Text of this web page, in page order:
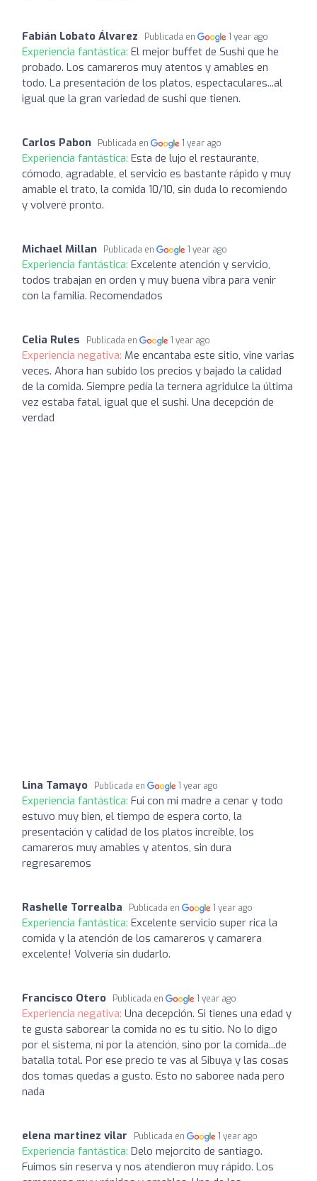
Fabián Lobato Álvarez Publicada en 1 year ago
Experiencia fantástica: El mejor buffet de Sushi que he
probado. Los camareros muy atentos y amables en
todo. La presentación de los platos, espectaculares...al
igual que la gran variedad de sushi que tienen.
Carlos Pabon Publicada en 1 year ago
Experiencia fantástica: Esta de lujo el restaurante,
cómodo, agradable, el servicio es bastante rápido y muy
amable el trato, la comida 10/10, sin duda lo recomiendo
y volveré pronto.
Michael Millan Publicada en 1 year ago
Experiencia fantástica: Excelente atención y servicio,
todos trabajan en orden y muy buena vibra para venir
con la familia. Recomendados
Celia Rules Publicada en 1 year ago
Experiencia negativa: Me encantaba este sitio, vine varias
veces. Ahora han subido los precios y bajado la calidad
de la comida. Siempre pedía la ternera agridulce la última
vez estaba fatal, igual que el sushi. Una decepción de
verdad
Lina Tamayo Publicada en 1 year ago
Experiencia fantástica: Fui con mi madre a cenar y todo
estuvo muy bien, el tiempo de espera corto, la
presentación y calidad de los platos increíble, los
camareros muy amables y atentos, sin dura
regresaremos
Rashelle Torrealba Publicada en 1 year ago
Experiencia fantástica: Excelente servicio super rica la
comida y la atención de los camareros y camarera
excelente! Volvería sin dudarlo.
Francisco Otero Publicada en 1 year ago
Experiencia negativa: Una decepción. Si tienes una edad y
te gusta saborear la comida no es tu sitio. No lo digo
por el sistema, ni por la atención, sino por la comida...de
batalla total. Por ese precio te vas al Sibuya y las cosas
dos tomas quedas a gusto. Esto no saboree nada pero
nada
elena martinez vilar Publicada en 1 year ago
Experiencia fantástica: Delo mejorcito de santiago.
Fuimos sin reserva y nos atendieron muy rápido. Los